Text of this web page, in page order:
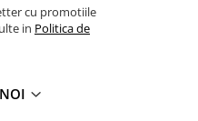
cu promotiile
in Politica de